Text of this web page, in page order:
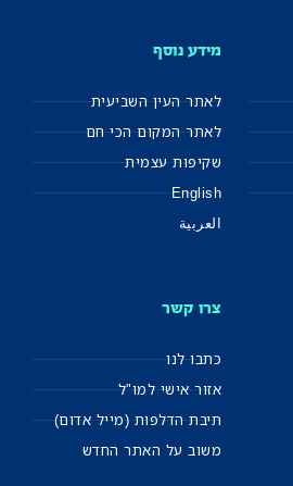
מידע נוסף
לאתר העין השביעית
לאתר המקום הכי חם
שקיפות עצמית
English
العربية
צרו קשר
כתבו לנו
אזור אישי למו"ל
תיבת הדלפות (מייל אדום)
משוב על האתר החדש